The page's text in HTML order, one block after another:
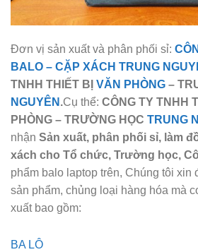
Đơn vị sản xuất và phân phối sỉ:
BALO – CẶP XÁCH TRUNG
TNHH THIẾT BỊ VĂN PHÒNG –
NGUYÊN .Cụ thể: CÔNG TY TNHH
PHÒNG – TRƯỜNG HỌC TRUNG
nhận Sản xuất, phân phối sỉ, làm
xách cho Tổ chức, Trường học,
phẩm balo laptop trên, Chúng tôi
sản phẩm, chủng loại hàng hóa mà
xuất bao gồm:
BA LÔ